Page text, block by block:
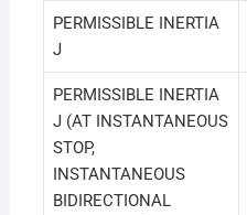
PERMISSIBLE INERTIA
J
PERMISSIBLE INERTIA
J (AT INSTANTANEOUS
STOP,
INSTANTANEOUS
BIDIRECTIONAL